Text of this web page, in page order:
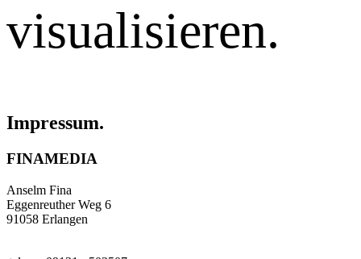
visualisieren.
Impressum.
FINAMEDIA
Anselm Fina
Eggenreuther Weg 6
91058 Erlangen